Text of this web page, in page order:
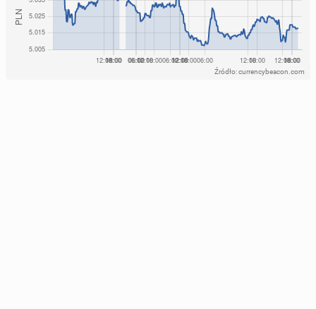
Źródło: currencybeacon.com